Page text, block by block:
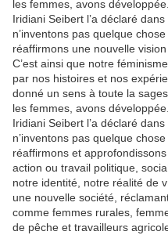
les femmes, avons
Iridiani Seibert l’a déclaré
n’inventons pas quelque
réaffirmons une nouvelle vision
C’est ainsi que notre
par nos histoires et nos
donné un sens à toute la
les femmes, avons
Iridiani Seibert l’a déclaré
n’inventons pas quelque
réaffirmons et
action ou travail politique,
notre identité, notre réalité de
une nouvelle société,
comme femmes rurales,
de pêche et travailleurs